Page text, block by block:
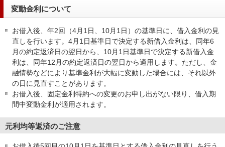
変動金利について
お借入後、年2回（4月1日、10月1日）の基準日に、借入金利の見
直しを行います。4月1日基準日で決定する新借入金利は、同年6
月の約定返済日の翌日から、10月1日基準日で決定する新借入金
利は、同年12月の約定返済日の翌日から適用します。ただし、金
融情勢などにより基準金利が大幅に変動した場合には、それ以外
の日に見直すことがあります。
お借入後、固定金利特約への変更のお申し出がない限り、借入期
間中変動金利が適用されます。
元利均等返済のご注意